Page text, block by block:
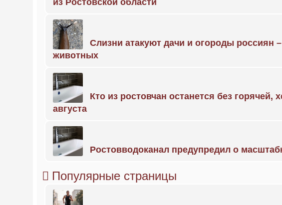
из Ростовской области
Слизни атакуют дачи и огороды россиян
животных
Кто из ростовчан останется без
августа
Ростовводоканал предупредил о
Популярные страницы